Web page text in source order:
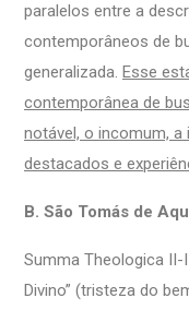
paralelos entre a
contemporâneos de
generalizada. Esse
contemporânea de
notável, o incomum,
destacados e
B. São Tomás de
Summa Theologica II-
Divino” (tristeza do